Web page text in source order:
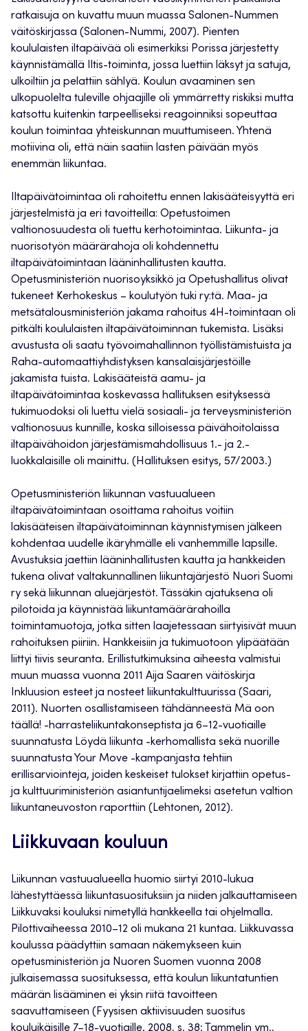
ratkaisuja on kuvattu muun muassa Salonen-Nummen
väitöskirjassa (Salonen-Nummi, 2007). Pienten
koululaisten iltapäivää oli esimerkiksi Porissa järjestetty
käynnistämällä Iltis-toiminta, jossa luettiin läksyt ja satuja,
ulkoiltiin ja pelattiin sählyä. Koulun avaaminen sen
ulkopuolelta tuleville ohjaajille oli ymmärretty riskiksi mutta
katsottu kuitenkin tarpeelliseksi reagoinniksi sopeuttaa
koulun toimintaa yhteiskunnan muuttumiseen. Yhtenä
motiivina oli, että näin saatiin lasten päivään myös
enemmän liikuntaa.
Iltapäivätoimintaa oli rahoitettu ennen lakisääteisyyttä eri
järjestelmistä ja eri tavoitteilla: Opetustoimen
valtionosuudesta oli tuettu kerhotoimintaa. Liikunta- ja
nuorisotyön määrärahoja oli kohdennettu
iltapäivätoimintaan lääninhallitusten kautta.
Opetusministeriön nuorisoyksikkö ja Opetushallitus olivat
tukeneet Kerhokeskus – koulutyön tuki ry:tä. Maa- ja
metsätalousministeriön jakama rahoitus 4H-toimintaan oli
pitkälti koululaisten iltapäivätoiminnan tukemista. Lisäksi
avustusta oli saatu työvoimahallinnon työllistämistuista ja
Raha-automaattiyhdistyksen kansalaisjärjestöille
jakamista tuista. Lakisääteistä aamu- ja
iltapäivätoimintaa koskevassa hallituksen esityksessä
tukimuodoksi oli luettu vielä sosiaali- ja terveysministeriön
valtionosuus kunnille, koska silloisessa päivähoitolaissa
iltapäivähoidon järjestämismahdollisuus 1.- ja 2.-
luokkalaisille oli mainittu. (Hallituksen esitys, 57/2003.)
Opetusministeriön liikunnan vastuualueen
iltapäivätoimintaan osoittama rahoitus voitiin
lakisääteisen iltapäivätoiminnan käynnistymisen jälkeen
kohdentaa uudelle ikäryhmälle eli vanhemmille lapsille.
Avustuksia jaettiin lääninhallitusten kautta ja hankkeiden
tukena olivat valtakunnallinen liikuntajärjestö Nuori Suomi
ry sekä liikunnan aluejärjestöt. Tässäkin ajatuksena oli
pilotoida ja käynnistää liikuntamäärärahoilla
toimintamuotoja, jotka sitten laajetessaan siirtyisivät muun
rahoituksen piiriin. Hankkeisiin ja tukimuotoon ylipäätään
liittyi tiivis seuranta. Erillistutkimuksina aiheesta valmistui
muun muassa vuonna 2011 Aija Saaren väitöskirja
Inkluusion esteet ja nosteet liikuntakulttuurissa (Saari,
2011). Nuorten osallistamiseen tähdänneestä Mä oon
täällä! -harrasteliikuntakonseptista ja 6–12-vuotiaille
suunnatusta Löydä liikunta -kerhomallista sekä nuorille
suunnatusta Your Move -kampanjasta tehtiin
erillisarviointeja, joiden keskeiset tulokset kirjattiin opetus-
ja kulttuuriministeriön asiantuntijaelimeksi asetetun valtion
liikuntaneuvoston raporttiin (Lehtonen, 2012).
Liikkuvaan kouluun
Liikunnan vastuualueella huomio siirtyi 2010-lukua
lähestyttäessä liikuntasuosituksiin ja niiden jalkauttamiseen
Liikkuvaksi kouluksi nimetyllä hankkeella tai ohjelmalla.
Pilottivaiheessa 2010–12 oli mukana 21 kuntaa. Liikkuvassa
koulussa päädyttiin samaan näkemykseen kuin
opetusministeriön ja Nuoren Suomen vuonna 2008
julkaisemassa suosituksessa, että koulun liikuntatuntien
määrän lisääminen ei yksin riitä tavoitteen
saavuttamiseen (Fyysisen aktiivisuuden suositus
kouluikäisille 7–18-vuotiaille, 2008, s. 38; Tammelin ym.,